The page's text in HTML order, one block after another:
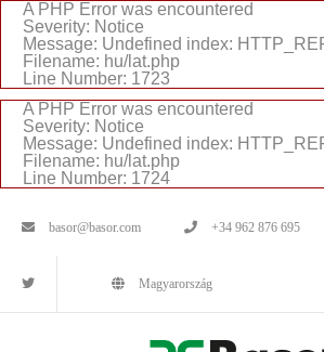
A PHP Error was encountered
Severity: Notice
Message: Undefined index:
Filename: hu/lat.php
Line Number: 1723
A PHP Error was encountered
Severity: Notice
Message: Undefined index:
Filename: hu/lat.php
Line Number: 1724
basor@basor.com +34 962 876 695
Magyarország